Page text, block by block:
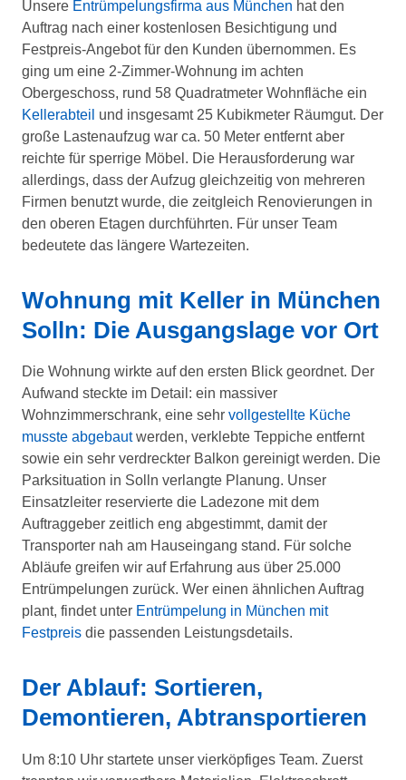
Unsere Entrümpelungsfirma aus München hat den
Auftrag nach einer kostenlosen Besichtigung und
Festpreis-Angebot für den Kunden übernommen. Es
ging um eine 2-Zimmer-Wohnung im achten
Obergeschoss, rund 58 Quadratmeter Wohnfläche ein
Kellerabteil und insgesamt 25 Kubikmeter Räumgut. Der
große Lastenaufzug war ca. 50 Meter entfernt aber
reichte für sperrige Möbel. Die Herausforderung war
allerdings, dass der Aufzug gleichzeitig von mehreren
Firmen benutzt wurde, die zeitgleich Renovierungen in
den oberen Etagen durchführten. Für unser Team
bedeutete das längere Wartezeiten.
Wohnung mit Keller in München
Solln: Die Ausgangslage vor Ort
Die Wohnung wirkte auf den ersten Blick geordnet. Der
Aufwand steckte im Detail: ein massiver
Wohnzimmerschrank, eine sehr vollgestellte Küche
musste abgebautwerden, verklebte Teppiche entfernt
sowie ein sehr verdreckter Balkon gereinigt werden. Die
Parksituation in Solln verlangte Planung. Unser
Einsatzleiter reservierte die Ladezone mit dem
Auftraggeber zeitlich eng abgestimmt, damit der
Transporter nah am Hauseingang stand. Für solche
Abläufe greifen wir auf Erfahrung aus über 25.000
Entrümpelungen zurück. Wer einen ähnlichen Auftrag
plant, findet unter Entrümpelung in München mit
Festpreis die passenden Leistungsdetails.
Der Ablauf: Sortieren,
Demontieren, Abtransportieren
Um 8:10 Uhr startete unser vierköpfiges Team. Zuerst